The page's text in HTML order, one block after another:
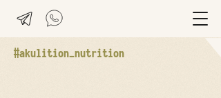
#akulition_nutrition